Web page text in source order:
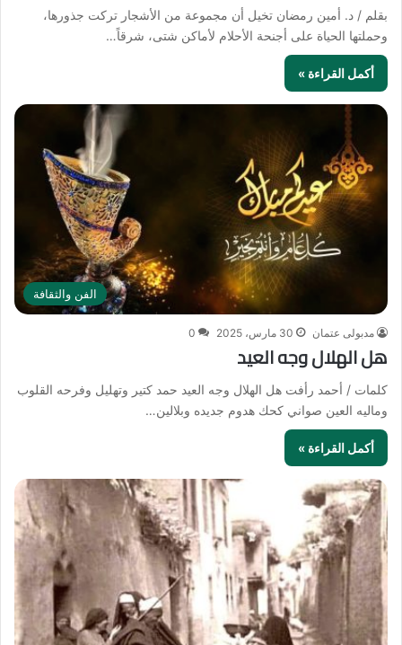
بقلم / د. أمين رمضان تخيل أن مجموعة من الأشجار تركت جذورها،
وحملتها الحياة على أجنحة الأحلام لأماكن شتى، شرقاً…
أكمل القراءة »
الفن والثقافة
مدبولى عتمان 30 مارس، 2025 0
هل الهلال وجه العيد
كلمات / أحمد رأفت هل الهلال وجه العيد حمد كتير وتهليل وفرحه القلوب
وماليه العين صواني كحك هدوم جديده وبلالين…
أكمل القراءة »